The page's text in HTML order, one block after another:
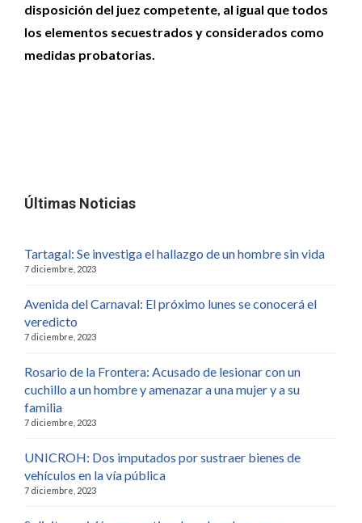
disposición del juez competente, al igual que todos
los elementos secuestrados y considerados como
medidas probatorias.
Últimas Noticias
Tartagal: Se investiga el hallazgo de un hombre sin vida
7 diciembre, 2023
Avenida del Carnaval: El próximo lunes se conocerá el
veredicto
7 diciembre, 2023
Rosario de la Frontera: Acusado de lesionar con un
cuchillo a un hombre y amenazar a una mujer y a su
familia
7 diciembre, 2023
UNICROH: Dos imputados por sustraer bienes de
vehículos en la vía pública
7 diciembre, 2023